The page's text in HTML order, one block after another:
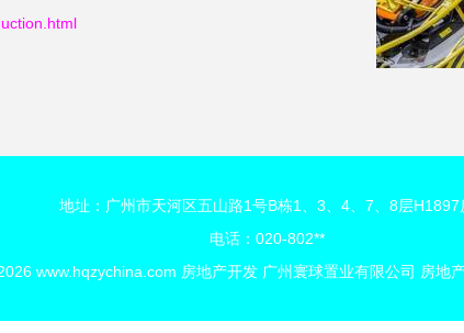
地址：广州市天河区五山路1号B栋1、3、4、7、8层H1897
电话：020-802**
www.hqzychina.com 房地产开发 广州寰球置业有限公司 房地